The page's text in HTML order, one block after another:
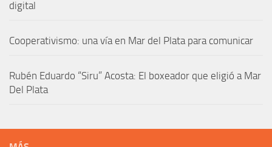
digital
Cooperativismo: una vía en Mar del Plata para comunicar
Rubén Eduardo “Siru” Acosta: El boxeador que eligió a Mar
Del Plata